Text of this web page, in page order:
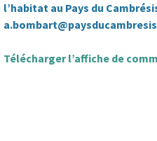
l’habitat au Pays du
Télécharger l’affiche de